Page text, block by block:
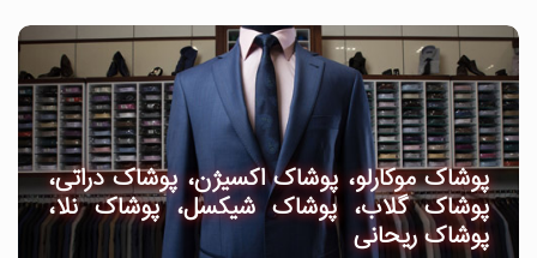
پوشاک موکارلو، پوشاک اکسیژن، پوشاک دراتی،
پوشاک گلاب، پوشاک شیکسل، پوشاک نلا،
پوشاک ریحانی